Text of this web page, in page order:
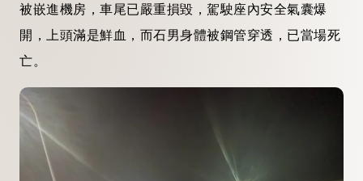
被嵌進機房，車尾已嚴重損毀，駕駛座內安全氣囊爆
開，上頭滿是鮮血，而石男身體被鋼管穿透，已當場死
亡。